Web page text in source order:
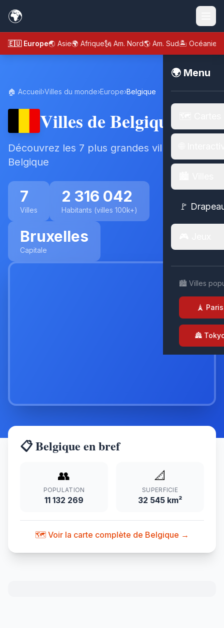
🌍
🇪🇺 Europe🌏 Asie🌍 Afrique🗽 Am. Nord🌎 Am. Sud🏝️ Océanie
🌍 Menu
🚩
🏙️ Villes
🗼 Paris
🏯
🏠 Accueil›Villes du monde›Europe›Belgique
Villes de Belgique
Découvrez les 7 plus grandes villes de
Belgique
7
Villes
2 316 042
Habitants (villes 100k+)
Bruxelles
Capitale
📋 Belgique en bref
👥
POPULATION
11 132 269
📐
SUPERFICIE
32 545 km²
🗺️ Voir la carte complète de Belgique →